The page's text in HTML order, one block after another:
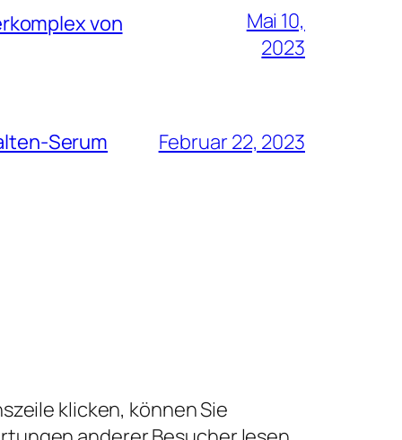
von
Mai 10,
2023
Serum Februar 22, 2023
klicken, können Sie